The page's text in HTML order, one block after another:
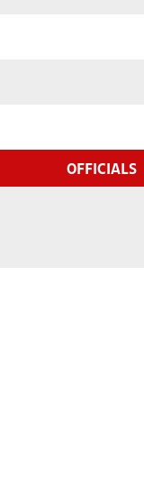
OFFICIALS